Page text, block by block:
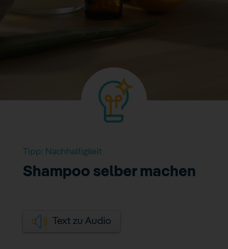
Tipp: Nachhaltigkeit
Shampoo selber machen
Text zu Audio